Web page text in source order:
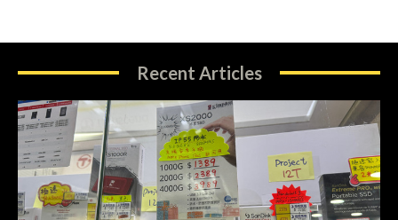
Recent Articles